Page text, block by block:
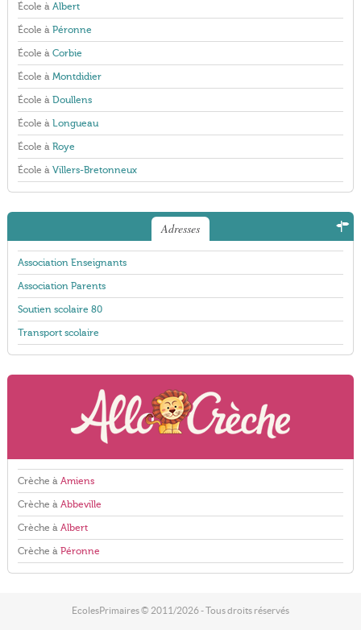
École à Albert
École à Péronne
École à Corbie
École à Montdidier
École à Doullens
École à Longueau
École à Roye
École à Villers-Bretonneux
Adresses
Association Enseignants
Association Parents
Soutien scolaire 80
Transport scolaire
Crèche à Amiens
Crèche à Abbeville
Crèche à Albert
Crèche à Péronne
EcolesPrimaires © 2011/2026 - Tous droits réservés